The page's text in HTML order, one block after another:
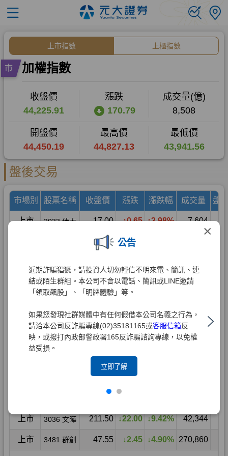
×
公告
近期詐騙猖獗，請投資人切勿輕信不明來電、簡訊、連
結或陌生群組。本公司不會以電話、簡訊或LINE邀請
「領取飆股」、「明牌體驗」等。
如果您發現社群媒體中有任何假借本公司名義之行為，
請洽本公司反詐騙專線(02)35181165或客服信箱反
映，或撥打內政部警政署165反詐騙諮詢專線，以免權
益受損。
立即了解